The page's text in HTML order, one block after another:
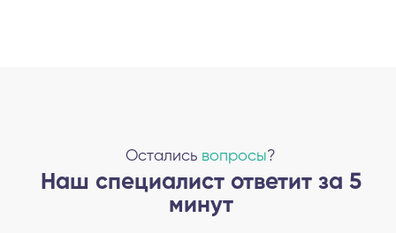
Остались вопросы?
Наш специалист ответит за 5
минут